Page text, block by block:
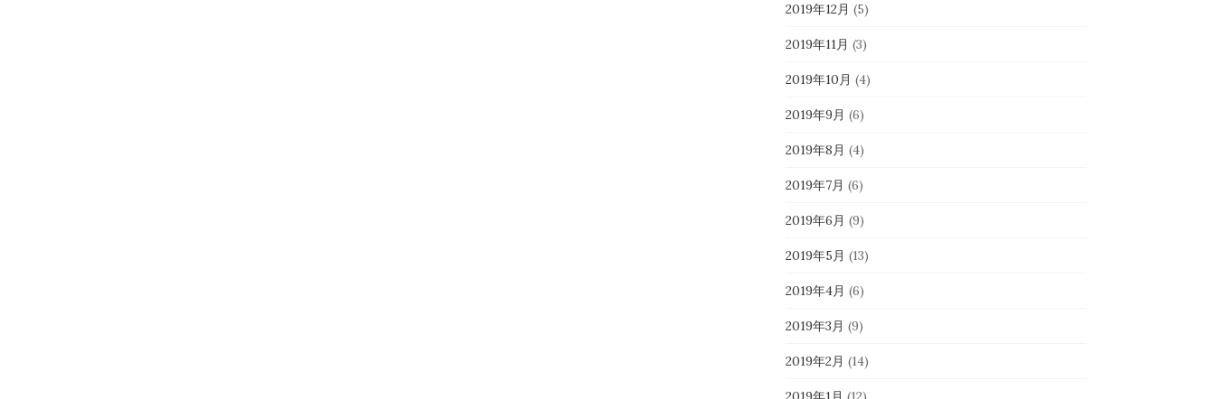
2019年12月 (5)
2019年11月 (3)
2019年10月 (4)
2019年9月 (6)
2019年8月 (4)
2019年7月 (6)
2019年6月 (9)
2019年5月 (13)
2019年4月 (6)
2019年3月 (9)
2019年2月 (14)